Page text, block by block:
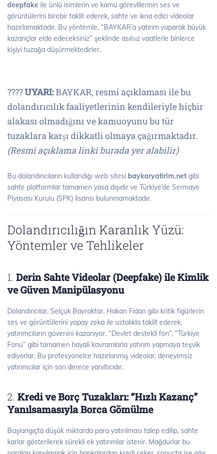
deepfake ile ünlü isimlerin ve kamu görevlilerinin ses ve
görüntülerini birebir taklit ederek, sahte ve ikna edici videolar
hazırlamaktadır. Bu yöntemle, “BAYKAR’a yatırım yaparak büyük
kazançlar elde edeceksiniz” şeklinde asılsız vaatlerle binlerce
kişiyi tuzağa düşürmektedirler.
????UYARI:BAYKAR, resmi açıklaması ile bu
dolandırıcılık faaliyetlerinin kendileriyle hiçbir
alakası olmadığını ve kamuoyunu bu tür
tuzaklara karşı dikkatli olmaya çağırmaktadır.
(Resmi açıklama linki burada yer alabilir)
Bu dolandırıcıların kullandığı web sitesi baykaryatirim.net gibi
sahte platformlar tamamen yasa dışıdır ve Türkiye’de Sermaye
Piyasası Kurulu (SPK) lisansı bulunmamaktadır.
Dolandırıcılığın Karanlık Yüzü:
Yöntemler ve Tehlikeler
1. Derin Sahte Videolar (Deepfake) ile Kimlik
ve Güven Manipülasyonu
Dolandırıcılar, Selçuk Bayraktar, Hakan Fidan gibi kritik figürlerin
ses ve görüntülerini yapay zeka ile ustalıkla taklit ederek,
yatırımcıların güvenini kazanıyor. “Devlet destekli fon”, “Türkiye
Fonu” gibi tamamen hayali kavramlarla yatırım yapmaya teşvik
ediyorlar. Bu profesyonelce hazırlanmış videolar, deneyimsiz
yatırımcılar için son derece yanıltıcıdır.
2. Kredi ve Borç Tuzakları: “Hızlı Kazanç”
Yanılsamasıyla Borca Gömülme
Başlangıçta düşük miktarda para yatırılması talep edilip, sahte
karlar gösterilerek sürekli ek yatırımlar istenir. Mağdurlar bu